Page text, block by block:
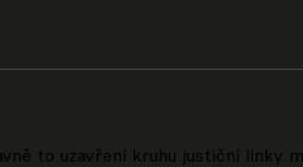
to uzavření kruhu justiční linky